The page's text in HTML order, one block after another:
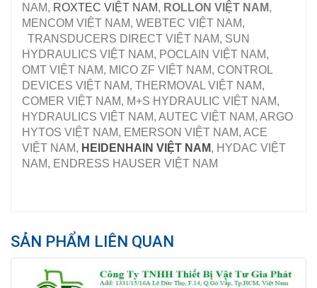
NAM, ROXTEC VIỆT NAM, ROLLON VIỆT NAM,
MENCOM VIỆT NAM, WEBTEC VIỆT NAM,
TRANSDUCERS DIRECT VIỆT NAM, SUN
HYDRAULICS VIỆT NAM, POCLAIN VIỆT NAM,
OMT VIỆT NAM, MICO ZF VIỆT NAM, CONTROL
DEVICES VIỆT NAM, THERMOVAL VIỆT NAM,
COMER VIỆT NAM, M+S HYDRAULIC VIỆT NAM,
HYDRAULICS VIỆT NAM, AUTEC VIỆT NAM, ARGO
HYTOS VIỆT NAM, EMERSON VIỆT NAM, ACE
VIỆT NAM, HEIDENHAIN VIỆT NAM, HYDAC VIỆT
NAM, ENDRESS HAUSER VIỆT NAM
SẢN PHẨM LIÊN QUAN